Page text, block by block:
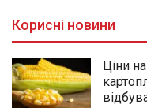
Корисні новини
Ціни